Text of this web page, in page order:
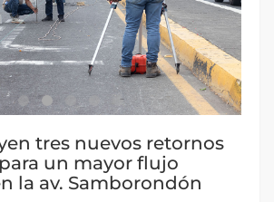
tres nuevos retornos
un mayor flujo
la av. Samborondón